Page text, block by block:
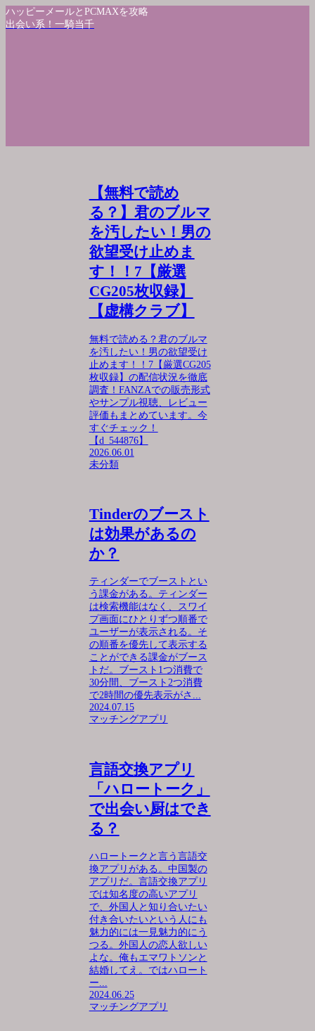
ハッピーメールとPCMAXを攻略
出会い系！一騎当千
【無料で読め
る？】君のブルマ
を汚したい！男の
欲望受け止めま
す！！7【厳選
CG205枚収録】
【虚構クラブ】
無料で読める？君のブルマ
を汚したい！男の欲望受け
止めます！！7【厳選CG205
枚収録】の配信状況を徹底
調査！FANZAでの販売形式
やサンプル視聴、レビュー
評価もまとめています。今
すぐチェック！
【d_544876】
2026.06.01
未分類
Tinderのブースト
は効果があるの
か？
ティンダーでブーストとい
う課金がある。ティンダー
は検索機能はなく、スワイ
プ画面にひとりずつ順番で
ユーザーが表示される。そ
の順番を優先して表示する
ことができる課金がブース
トだ。ブースト1つ消費で
30分間、ブースト2つ消費
で2時間の優先表示がさ...
2024.07.15
マッチングアプリ
言語交換アプリ
「ハロートーク」
で出会い厨はでき
る？
ハロートークと言う言語交
換アプリがある。中国製の
アプリだ。言語交換アプリ
では知名度の高いアプリ
で、外国人と知り合いたい
付き合いたいという人にも
魅力的には一見魅力的にう
つる。外国人の恋人欲しい
よな。俺もエマワトソンと
結婚してえ。ではハロート
ー...
2024.06.25
マッチングアプリ